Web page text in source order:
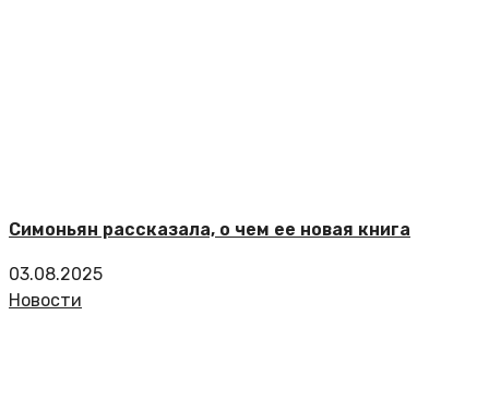
Симоньян рассказала, о чем ее новая книга
03.08.2025
Новости